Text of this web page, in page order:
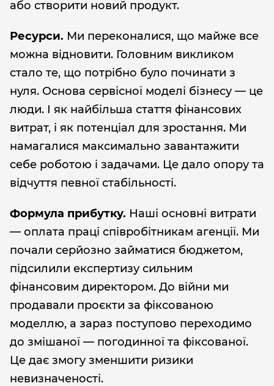
або створити новий продукт.
Ресурси. Ми переконалися, що майже все
можна відновити. Головним викликом
стало те, що потрібно було починати з
нуля. Основа сервісної моделі бізнесу — це
люди. І як найбільша стаття фінансових
витрат, і як потенціал для зростання. Ми
намагалися максимально завантажити
себе роботою і задачами. Це дало опору та
відчуття певної стабільності.
Формула прибутку. Наші основні витрати
— оплата праці співробітникам агенції. Ми
почали серйозно займатися бюджетом,
підсилили експертизу сильним
фінансовим директором. До війни ми
продавали проєкти за фіксованою
моделлю, а зараз поступово переходимо
до змішаної — погодинної та фіксованої.
Це дає змогу зменшити ризики
невизначеності.